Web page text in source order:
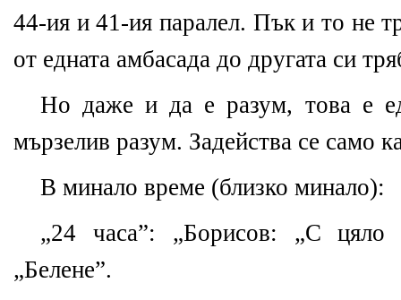
44-ия и 41-ия паралел. Пък и то не
от едната амбасада до другата си
Но даже и да е разум, това е
мързелив разум. Задейства се само
В минало време (близко минало):
„24 часа”: „Борисов: „С
„Белене”.